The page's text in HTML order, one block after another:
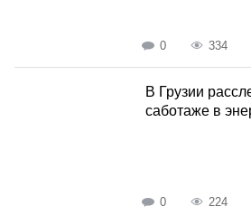
0 334
В Грузии
саботаже в
0 224